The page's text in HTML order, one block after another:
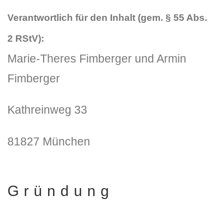
Verantwortlich für den Inhalt (gem. § 55 Abs.
2 RStV):
Marie-Theres Fimberger und Armin
Fimberger
Kathreinweg 33
81827 München
Gründung